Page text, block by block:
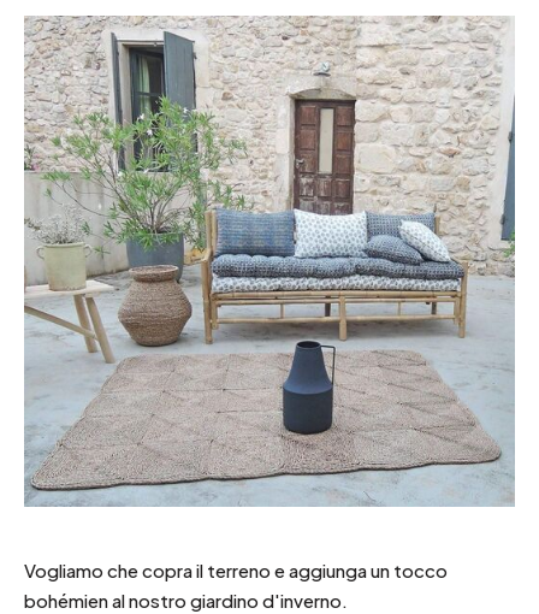
Vogliamo che copra il terreno e aggiunga un tocco
bohémien al nostro giardino d'inverno.